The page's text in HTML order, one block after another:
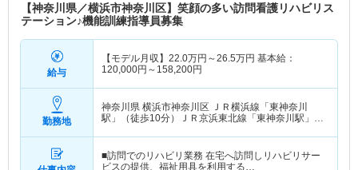
【神奈川県／横浜市神奈川区】笑顔の多い訪問看護リハビリス
テーション♪機能訓練指導員募集
給与
【モデル月収】 22.0万円～26.5万円 基本給：
120,000円～158,200円
勤務地
神奈川県 横浜市神奈川区
ＪＲ横浜線「東神奈川
駅」（徒歩10分）ＪＲ京浜東北線「東神奈川駅」
■訪問でのリハビリ業務 在宅へ訪問しリハビリサー
ビスの提供、福祉用具を利用する…